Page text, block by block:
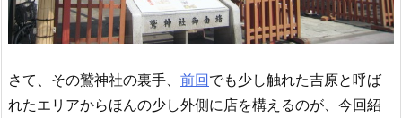
さて、その鷲神社の裏手、 前回でも少し触れた吉原と呼ば
れたエリアからほんの少し外側に店を構えるのが、今回紹